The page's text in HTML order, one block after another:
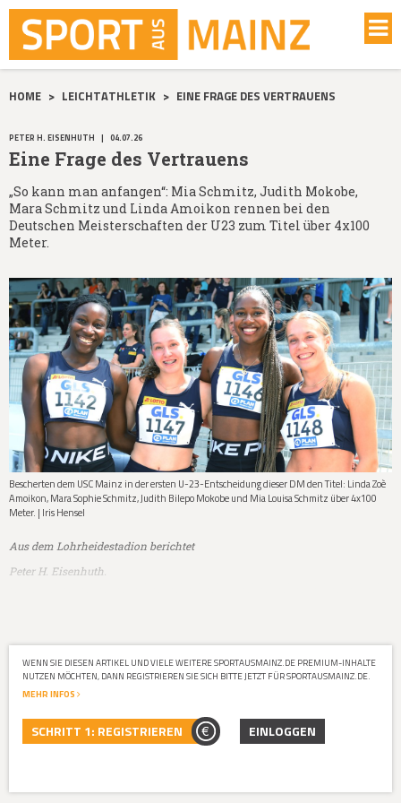
HOME > LEICHTATHLETIK > EINE FRAGE DES VERTRAUENS
PETER H. EISENHUTH | 04.07.26
Eine Frage des Vertrauens
„So kann man anfangen“: Mia Schmitz, Judith Mokobe,
Mara Schmitz und Linda Amoikon rennen bei den
Deutschen Meisterschaften der U23 zum Titel über 4x100
Meter.
Bescherten dem USC Mainz in der ersten U-23-Entscheidung dieser DM den Titel: Linda Zoè
Amoikon, Mara Sophie Schmitz, Judith Bilepo Mokobe und Mia Louisa Schmitz über 4x100
Meter. | Iris Hensel
Aus dem Lohrheidestadion berichtet
Peter H. Eisenhuth.
WENN SIE DIESEN ARTIKEL UND VIELE WEITERE SPORTAUSMAINZ.DE PREMIUM-INHALTE
NUTZEN MÖCHTEN, DANN REGISTRIEREN SIE SICH BITTE JETZT FÜR SPORTAUSMAINZ.DE.
MEHR INFOS
SCHRITT 1: REGISTRIEREN EINLOGGEN